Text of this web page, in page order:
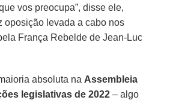
vos preocupa”, disse ele,
oposição levada a cabo nos
França Rebelde de Jean-Luc
absoluta na Assembleia
legislativas de 2022 – algo